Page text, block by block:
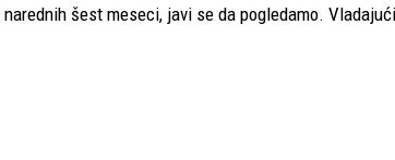
šest meseci, javi se da pogledamo.